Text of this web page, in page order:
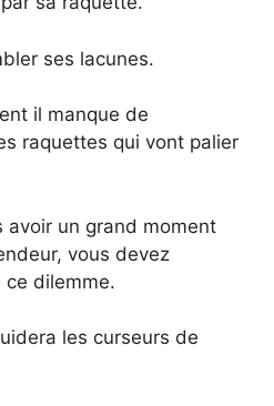
ses lacunes.
il manque de
raquettes qui vont palier
avoir un grand moment
vous devez
dilemme.
les curseurs de